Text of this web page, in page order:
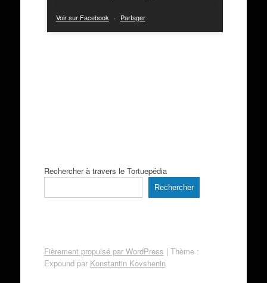
Voir sur Facebook · Partager
Rechercher à travers le Tortuepédia
Rechercher
Fièrement propulsé par WordPress | Thème :
Expound par Konstantin Kovshenin